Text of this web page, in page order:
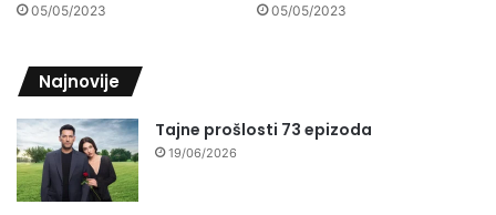
05/05/2023 05/05/2023
Najnovije
Tajne prošlosti 73 epizoda
19/06/2026